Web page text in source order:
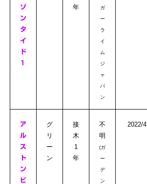
ゾ
ン
タ
イ
ド
1
年
ガ
ー
ラ
イ
ム
ジ
ャ
パ
ン
ア
ル
ス
ト
ン
ビ
グ
リ
ー
ン
接
木
1
年
不
明
(ガ
ー
デ
ン
2022/4